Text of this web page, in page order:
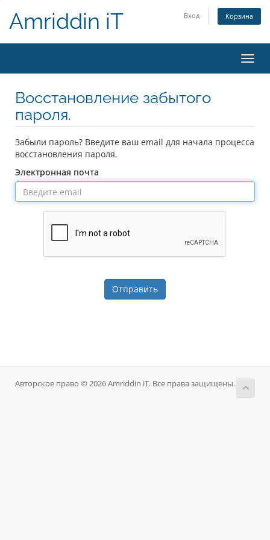
Вход Корзина
Amriddin iT
Восстановление забытого
пароля.
Забыли пароль? Введите ваш email для начала процесса
восстановления пароля.
Электронная почта
Отправить
Авторское право © 2026 Amriddin iT. Все права защищены.